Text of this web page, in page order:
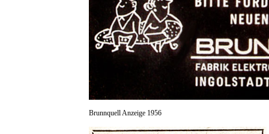
Brunnquell Anzeige 1956